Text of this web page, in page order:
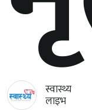
स्वास्थ्य
लाइभ